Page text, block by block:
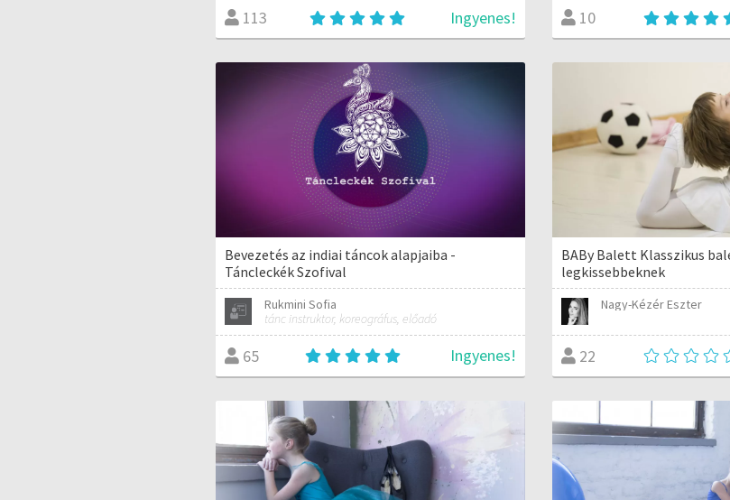
113 Ingyenes! 10
Bevezetés az indiai táncok alapjaiba -
Táncleckék Szofival
Rukmini Sofia
tánc instruktor, koreográfus, előadó
65 Ingyenes!
BABy Balett Klasszikus
legkissebbeknek
Nagy-Kézér Eszter
22